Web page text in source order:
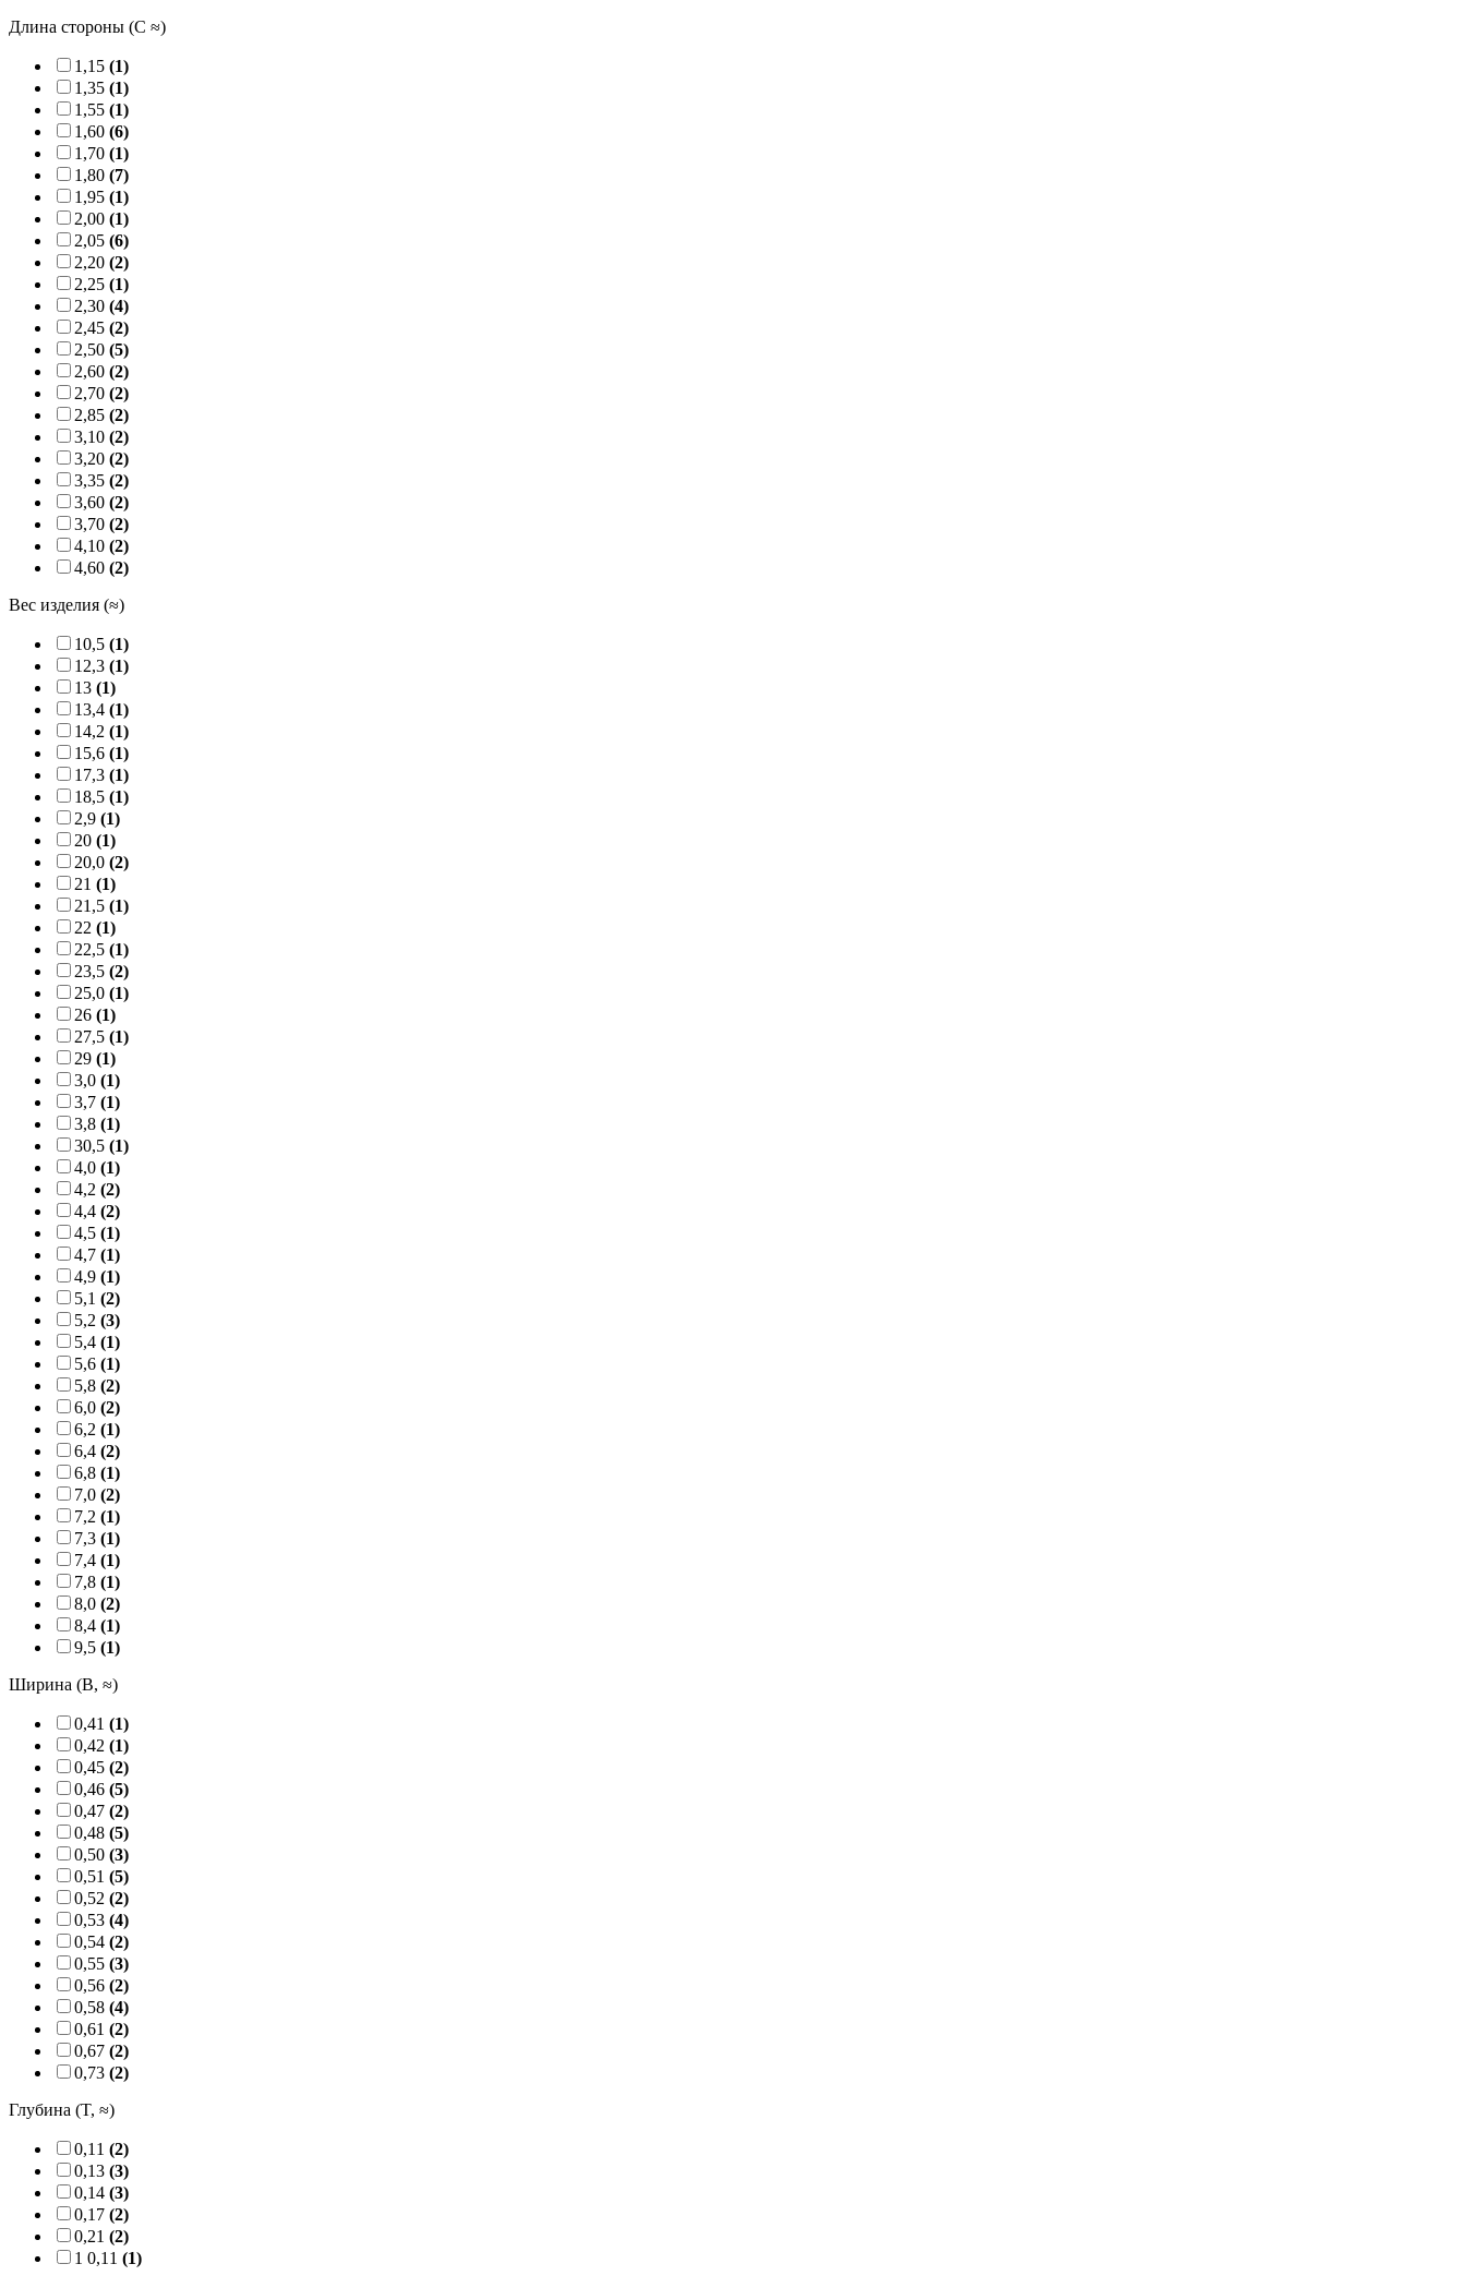
Длина стороны (C ≈)
1,15 (1)
1,35 (1)
1,55 (1)
1,60 (6)
1,70 (1)
1,80 (7)
1,95 (1)
2,00 (1)
2,05 (6)
2,20 (2)
2,25 (1)
2,30 (4)
2,45 (2)
2,50 (5)
2,60 (2)
2,70 (2)
2,85 (2)
3,10 (2)
3,20 (2)
3,35 (2)
3,60 (2)
3,70 (2)
4,10 (2)
4,60 (2)
Вес изделия (≈)
10,5 (1)
12,3 (1)
13 (1)
13,4 (1)
14,2 (1)
15,6 (1)
17,3 (1)
18,5 (1)
2,9 (1)
20 (1)
20,0 (2)
21 (1)
21,5 (1)
22 (1)
22,5 (1)
23,5 (2)
25,0 (1)
26 (1)
27,5 (1)
29 (1)
3,0 (1)
3,7 (1)
3,8 (1)
30,5 (1)
4,0 (1)
4,2 (2)
4,4 (2)
4,5 (1)
4,7 (1)
4,9 (1)
5,1 (2)
5,2 (3)
5,4 (1)
5,6 (1)
5,8 (2)
6,0 (2)
6,2 (1)
6,4 (2)
6,8 (1)
7,0 (2)
7,2 (1)
7,3 (1)
7,4 (1)
7,8 (1)
8,0 (2)
8,4 (1)
9,5 (1)
Ширина (B, ≈)
0,41 (1)
0,42 (1)
0,45 (2)
0,46 (5)
0,47 (2)
0,48 (5)
0,50 (3)
0,51 (5)
0,52 (2)
0,53 (4)
0,54 (2)
0,55 (3)
0,56 (2)
0,58 (4)
0,61 (2)
0,67 (2)
0,73 (2)
Глубина (T, ≈)
0,11 (2)
0,13 (3)
0,14 (3)
0,17 (2)
0,21 (2)
1 0,11 (1)